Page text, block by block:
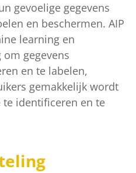
gevoelige gegevens
en beschermen. AIP
learning en
gegevens
en te labelen,
gemakkelijk wordt
identificeren en te